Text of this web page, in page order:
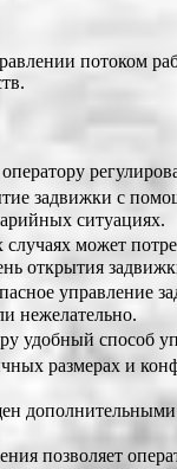
потоком
задвижки с
ситуациях.
может
открытия
управление
нежелательно.
удобный способ
размерах и
позволяет